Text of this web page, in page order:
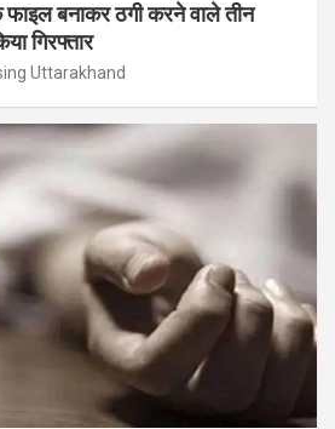
बनाकर ठगी करने वाले तीन
गिरफ्तार
Uttarakhand